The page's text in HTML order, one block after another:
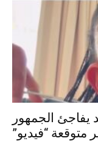
الجمهور
متوقعة “فيديو”